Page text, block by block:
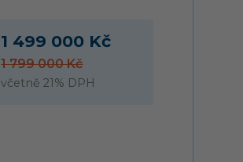
1 499 000 Kč
1 799 000 Kč
včetně 21% DPH